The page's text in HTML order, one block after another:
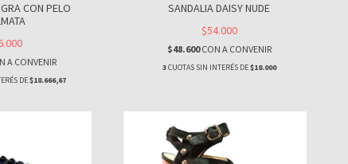
CON PELO
A CONVENIR
DE$18.666,67
SANDALIA DAISY NUDE
$54.000
$48.600CON A CONVENIR
3CUOTAS SIN INTERÉS DE$18.000